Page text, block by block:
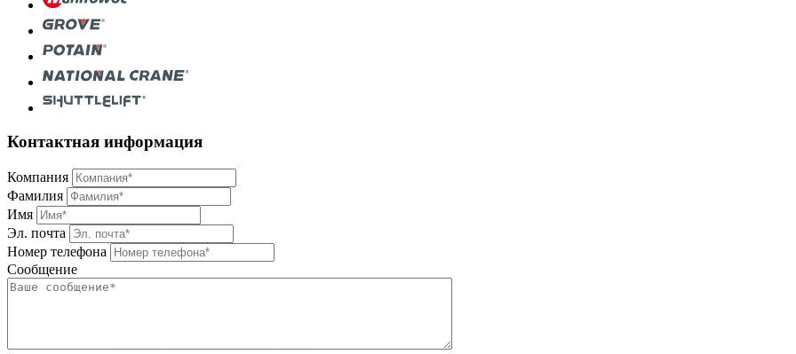
Контактная информация
Компания
Фамилия
Имя
Эл. почта
Номер телефона
Сообщение